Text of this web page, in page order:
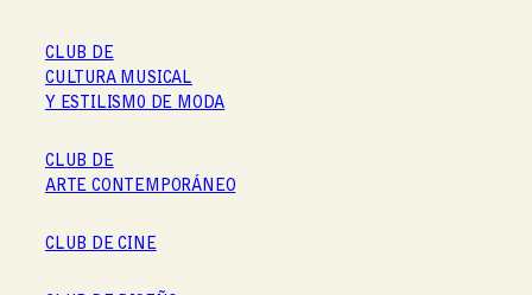
CLUB DE
CULTURA MUSICAL
Y ESTILISM0 DE MODA
CLUB DE
ARTE CONTEMPORÁNEO
CLUB DE CINE